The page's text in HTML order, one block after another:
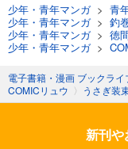
少年・青年マンガ> 青
少年・青年マンガ> 釣
少年・青年マンガ> 徳
少年・青年マンガ>
電子書籍・漫画 ブックライ
COMICリュウ 〉 うさぎ装
新刊や